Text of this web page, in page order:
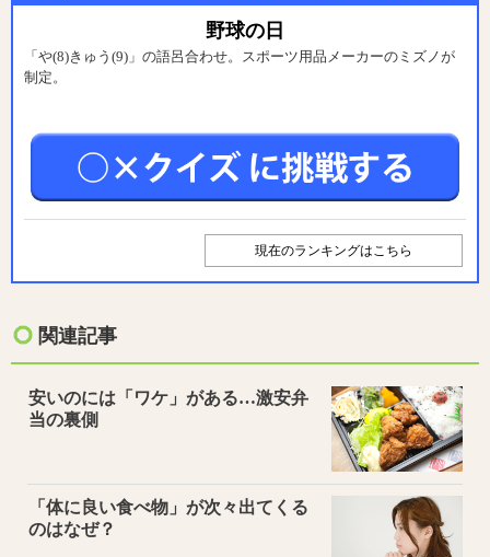
野球の日
「や(8)きゅう(9)」の語呂合わせ。スポーツ用品メーカーのミズノが
制定。
現在のランキングはこちら
関連記事
安いのには「ワケ」がある…激安弁
当の裏側
「体に良い食べ物」が次々出てくる
のはなぜ？